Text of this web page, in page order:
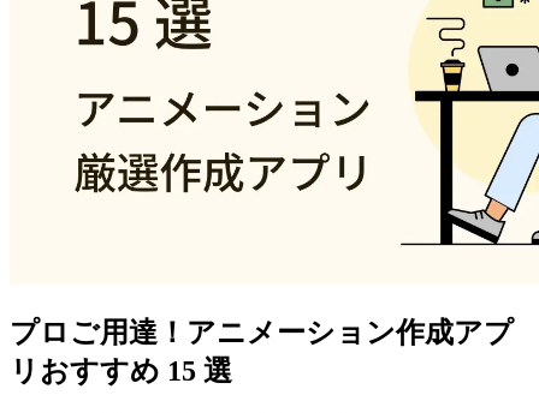
プロご用達！アニメーション作成アプ
リおすすめ 15 選